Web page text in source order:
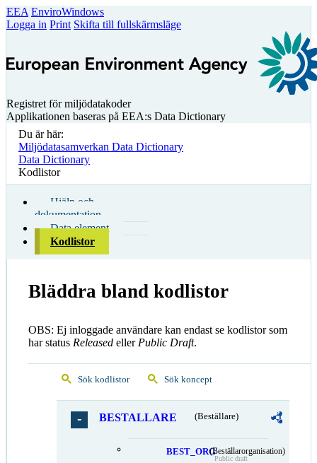
EEA EnviroWindows
Logga in Print Skifta till fullskärmsläge
Registret för miljödatakoder
Applikationen baseras på EEA:s Data Dictionary
Du är här:
Miljödatasamverkan Data Dictionary
Data Dictionary
Kodlistor
Hjälp och
dokumentation
Data element
Kodlistor
Bläddra bland kodlistor
OBS: Ej inloggade användare kan endast se kodlistor som
har status Released eller Public Draft.
Sök kodlistor Sök koncept
BESTALLARE (Beställare)
BEST_ORG(Beställarorganisation)
Public draft